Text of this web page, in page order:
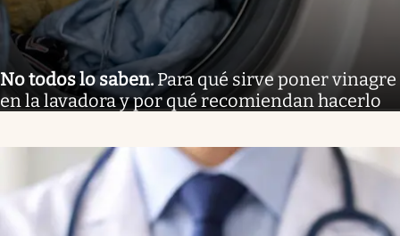
No todos lo saben. Para qué sirve poner vinagre
en la lavadora y por qué recomiendan hacerlo